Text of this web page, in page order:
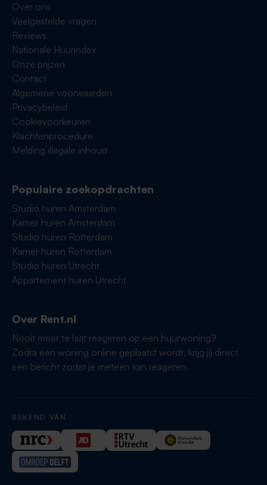
Over ons
Veelgestelde vragen
Reviews
Nationale Huurindex
Onze prijzen
Contact
Algemene voorwaarden
Privacybeleid
Cookievoorkeuren
Klachtenprocedure
Melding illegale inhoud
Populaire zoekopdrachten
Studio huren Amsterdam
Kamer huren Amsterdam
Studio huren Rotterdam
Kamer huren Rotterdam
Studio huren Utrecht
Appartement huren Utrecht
Over Rent.nl
Nooit meer te laat reageren op een huurwoning?
Zodra een woning online geplaatst wordt, krijg jij direct
een bericht zodat je meteen kan reageren.
BEKEND VAN